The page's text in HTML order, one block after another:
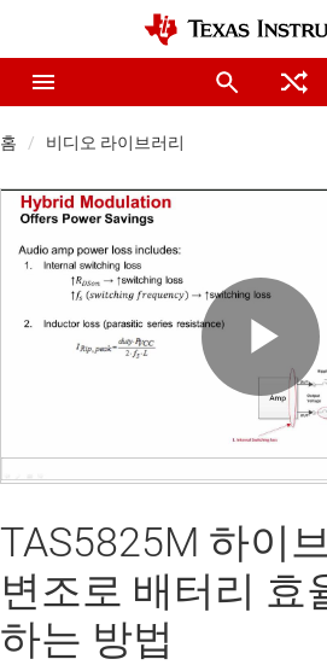
홈 비디오 라이브러리
TAS5825M 하이
변조로 배터리 효
하는 방법